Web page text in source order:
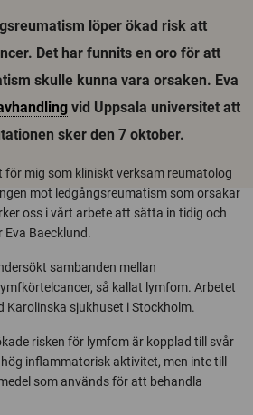
löper ökad risk att
Det har funnits en oro för att
skulle kunna vara orsaken. Eva
vid Uppsala universitet att
sker den 7 oktober.
mig som kliniskt verksam reumatolog
mot ledgångsreumatism som orsakar
oss i vårt arbete att sätta in tidig och
Baecklund.
sambanden mellan
så kallat lymfom. Arbetet
Karolinska sjukhuset i Stockholm.
risken för lymfom är kopplad till svår
inflammatorisk aktivitet, men inte till
som används för att behandla